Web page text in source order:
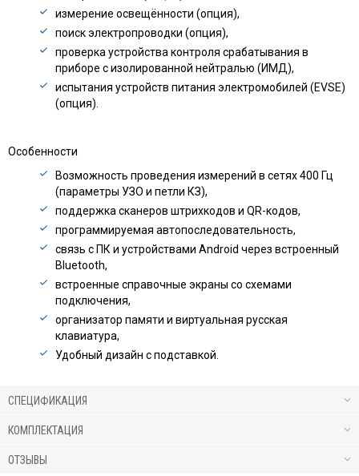
измерение освещённости (опция),
поиск электропроводки (опция),
проверка устройства контроля срабатывания в
приборе с изолированной нейтралью (ИМД),
испытания устройств питания электромобилей (EVSE)
(опция).
Особенности
Возможность проведения измерений в сетях 400 Гц
(параметры УЗО и петли КЗ),
поддержка сканеров штрихкодов и QR-кодов,
программируемая автопоследовательность,
связь с ПК и устройствами Android через встроенный
Bluetooth,
встроенные справочные экраны со схемами
подключения,
организатор памяти и виртуальная русская
клавиатура,
Удобный дизайн с подставкой.
СПЕЦИФИКАЦИЯ
КОМПЛЕКТАЦИЯ
ОТЗЫВЫ